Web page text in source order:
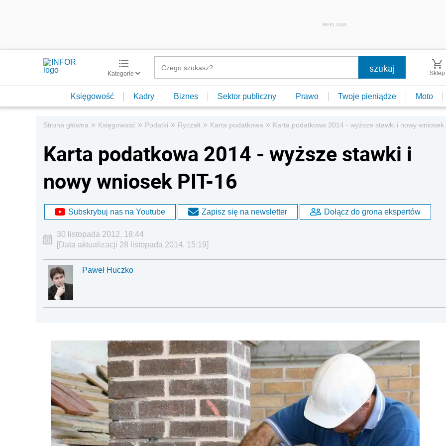
REKLAMA
Kategorie Sklep
Księgowość Kadry Biznes Sektor publiczny Prawo Twoje pieniądze Moto
Strona główna » Księgowość » Podatki » Ryczałt » Karta podatkowa » Karta podatkowa 2014 - wyższe stawki i nowy wniosek
Karta podatkowa 2014 - wyższe stawki i
nowy wniosek PIT-16
Subskrybuj nas na Youtube Zapisz się na newsletter Dołącz do grona ekspertów
30 listopada 2012, 18:44
[Data aktualizacji 28 listopada 2014, 15:19]
Paweł Huczko